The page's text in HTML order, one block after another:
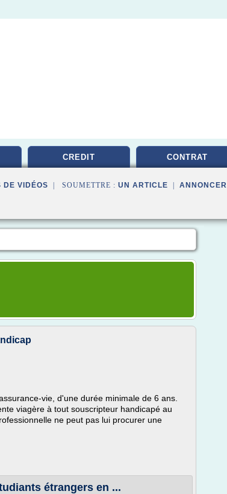
CREDIT CONTRAT
DE VIDÉOS | SOUMETTRE : UN ARTICLE ANNONCER
vie, d'une durée minimale de 6 ans.
viagère à tout souscripteur handicapé au
ne peut pas lui procurer une
étrangers en ...